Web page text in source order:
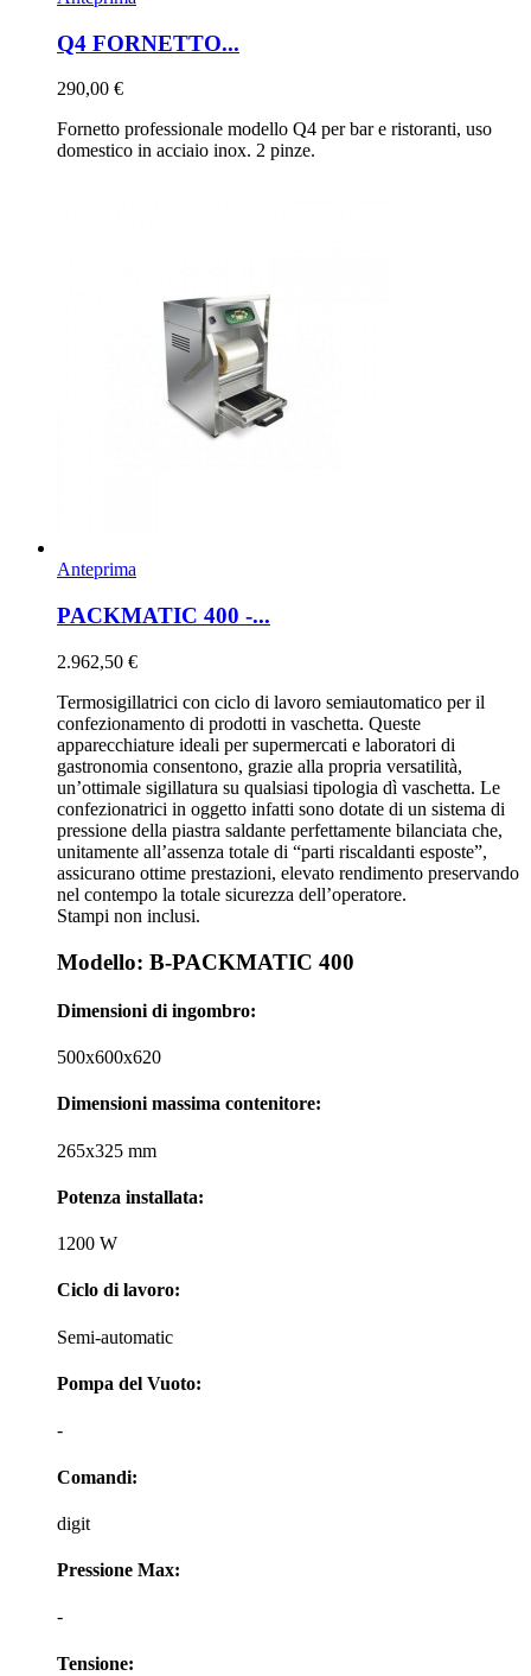
Q4 FORNETTO...
290,00 €
Fornetto professionale modello Q4 per bar e ristoranti, uso
domestico in acciaio inox. 2 pinze.
Anteprima
PACKMATIC 400 -...
2.962,50 €
Termosigillatrici con ciclo di lavoro semiautomatico per il
confezionamento di prodotti in vaschetta. Queste
apparecchiature ideali per supermercati e laboratori di
gastronomia consentono, grazie alla propria versatilità,
un’ottimale sigillatura su qualsiasi tipologia dì vaschetta. Le
confezionatrici in oggetto infatti sono dotate di un sistema di
pressione della piastra saldante perfettamente bilanciata che,
unitamente all’assenza totale di “parti riscaldanti esposte”,
assicurano ottime prestazioni, elevato rendimento preservando
nel contempo la totale sicurezza dell’operatore.
Stampi non inclusi.
Modello: B-PACKMATIC 400
Dimensioni di ingombro:
500x600x620
Dimensioni massima contenitore:
265x325 mm
Potenza installata:
1200 W
Ciclo di lavoro:
Semi-automatic
Pompa del Vuoto:
-
Comandi:
digit
Pressione Max:
-
Tensione: